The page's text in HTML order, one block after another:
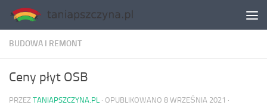
Skip to content
BUDOWA I REMONT
Ceny płyt OSB
PRZEZ TANIAPSZCZYNA.PL · OPUBLIKOWANO 8 WRZEŚNIA 2021 ·